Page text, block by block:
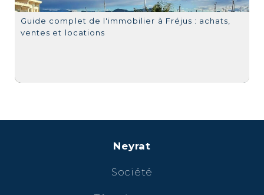
Guide complet de l'immobilier à Fréjus : achats,
ventes et locations
Neyrat
Société